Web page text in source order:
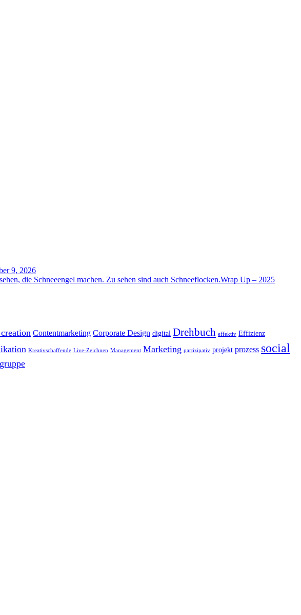
9, 2026
Wrap Up – 2025
Contentmarketing Corporate Design digital Drehbuch effektiv Effizienz
Kreativschaffende Live-Zeichnen Management Marketing partizipativ projekt prozess social